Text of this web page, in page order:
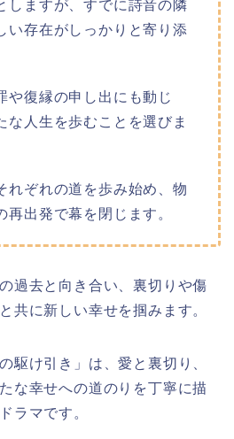
しますが、すでに詩音の隣
い存在がしっかりと寄り添
や復縁の申し出にも動じ
な人生を歩むことを選びま
れぞれの道を歩み始め、物
再出発で幕を閉じます。
過去と向き合い、裏切りや傷
共に新しい幸せを掴みます。
駆け引き」は、愛と裏切り、
な幸せへの道のりを丁寧に描
ラマです。